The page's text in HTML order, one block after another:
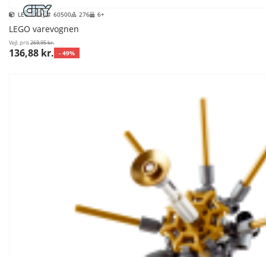
LEGO City 60500 276 6+
LEGO varevognen
Vejl. pris269,95 kr.
136,88 kr. - 49%